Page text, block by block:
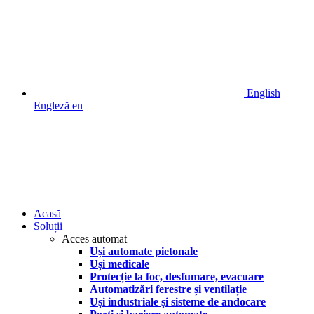
English
Engleză en
Acasă
Soluții
Acces automat
Uși automate pietonale
Uși medicale
Protecție la foc, desfumare, evacuare
Automatizări ferestre și ventilație
Uși industriale și sisteme de andocare